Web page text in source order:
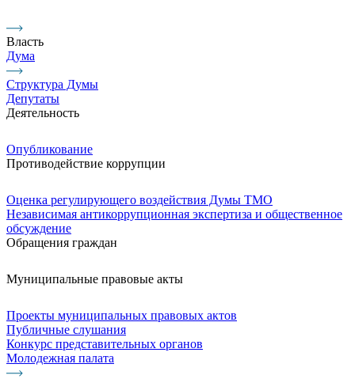
Власть
Дума
Структура Думы
Депутаты
Деятельность
Опубликование
Противодействие коррупции
Оценка регулирующего воздействия Думы ТМО
Независимая антикоррупционная экспертиза и общественное
обсуждение
Обращения граждан
Муниципальные правовые акты
Проекты муниципальных правовых актов
Публичные слушания
Конкурс представительных органов
Молодежная палата